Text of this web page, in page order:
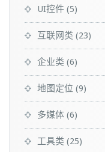
UI控件 (5)
互联网类 (23)
企业类 (6)
地图定位 (9)
多媒体 (6)
工具类 (25)